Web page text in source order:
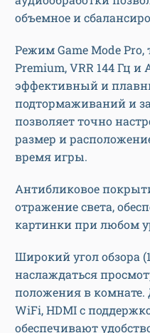
объемное и
Режим Game Mode Pro,
Premium, VRR 144 Гц и
эффективный и
подтормаживаний и
позволяет точно
размер и
время игры.
Антибликовое
отражение света,
картинки при любом
Широкий угол обзора
наслаждаться
положения в комнате.
WiFi, HDMI с
обеспечивают